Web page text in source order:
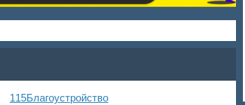
115Благоустройство